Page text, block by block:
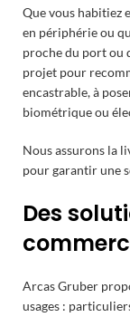
Que vous habitiez
en périphérie ou
proche du port ou
projet pour
encastrable, à
biométrique ou
Nous assurons la
pour garantir une
Des
Arcas Gruber
usages :